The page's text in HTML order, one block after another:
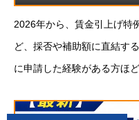
2026年から、賃金引上げ特
ど、採否や補助額に直結す
に申請した経験がある方ほ
一覧で押さえたうえで、実